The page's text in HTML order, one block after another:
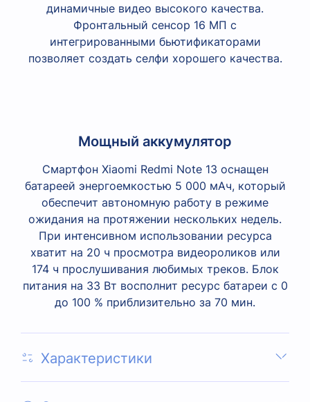
динамичные видео высокого качества.
Фронтальный сенсор 16 МП с
интегрированными бьютификаторами
позволяет создать селфи хорошего качества.
Мощный аккумулятор
Смартфон Xiaomi Redmi Note 13 оснащен
батареей энергоемкостью 5 000 мАч, который
обеспечит автономную работу в режиме
ожидания на протяжении нескольких недель.
При интенсивном использовании ресурса
хватит на 20 ч просмотра видеороликов или
174 ч прослушивания любимых треков. Блок
питания на 33 Вт восполнит ресурс батареи с 0
до 100 % приблизительно за 70 мин.
Характеристики